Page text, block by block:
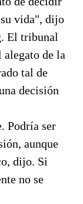
vida", dijo
El tribunal
alegato de la
tal de
decisión
Podría ser
aunque
dijo. Si
no se